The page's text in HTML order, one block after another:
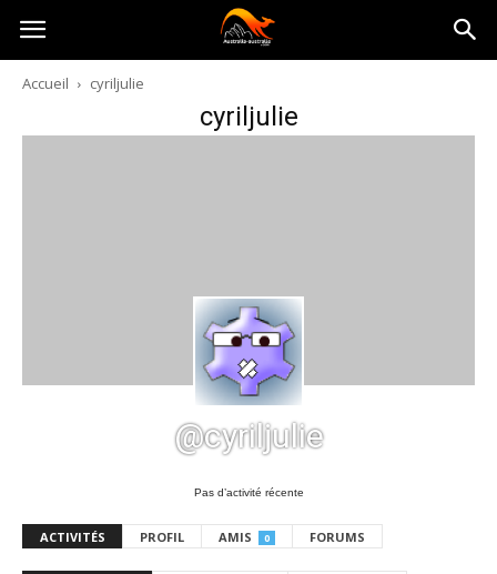
Australia-
australie.com
Accueil cyriljulie
cyriljulie
@cyriljulie
Pas d’activité récente
ACTIVITÉS PROFIL AMIS 0 FORUMS